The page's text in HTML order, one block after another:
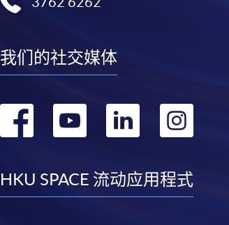
我们的社交媒体
转
facebook
转
youtube
转 转
HKU SPACE 流动应用程式